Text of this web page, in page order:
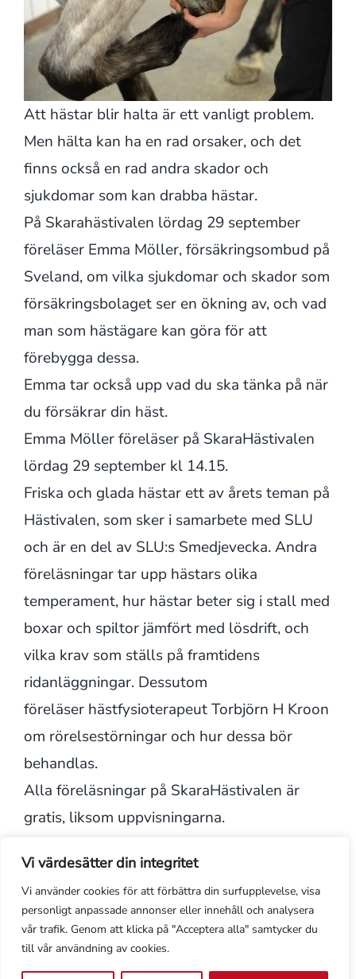
Vi värdesätter din integritet
Vi använder cookies för att förbättra din surfupplevelse, visa
personligt anpassade annonser eller innehåll och analysera
vår trafik. Genom att klicka på "Acceptera alla" samtycker du
till vår användning av cookies.
Att hästar blir halta är ett vanligt problem.
Men hälta kan ha en rad orsaker, och det
finns också en rad andra skador och
sjukdomar som kan drabba hästar.
På Skarahästivalen lördag 29 september
föreläser Emma Möller, försäkringsombud på
Sveland, om vilka sjukdomar och skador som
försäkringsbolaget ser en ökning av, och vad
man som hästägare kan göra för att
förebygga dessa.
Emma tar också upp vad du ska tänka på när
du försäkrar din häst.
Emma Möller föreläser på SkaraHästivalen
lördag 29 september kl 14.15.
Friska och glada hästar ett av årets teman på
Hästivalen, som sker i samarbete med SLU
och är en del av SLU:s Smedjevecka. Andra
föreläsningar tar upp hästars olika
temperament, hur hästar beter sig i stall med
boxar och spiltor jämfört med lösdrift, och
vilka krav som ställs på framtidens
ridanläggningar. Dessutom
föreläser hästfysioterapeut Torbjörn H Kroon
om rörelsestörningar och hur dessa bör
behandlas.
Alla föreläsningar på SkaraHästivalen är
gratis, liksom uppvisningarna.